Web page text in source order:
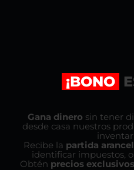
¡BONO
Gana dinero sin tener
desde casa nuestros
Recibe la partida
identificar impuestos,
Obtén precios exclusivos